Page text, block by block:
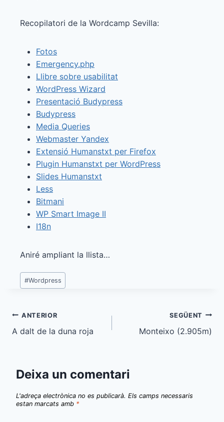
Recopilatori de la Wordcamp Sevilla:
Fotos
Emergency.php
Llibre sobre usabilitat
WordPress Wizard
Presentació Budypress
Budypress
Media Queries
Webmaster Yandex
Extensió Humanstxt per Firefox
Plugin Humanstxt per WordPress
Slides Humanstxt
Less
Bitmani
WP Smart Image II
I18n
Aniré ampliant la llista…
Etiquetes
d'entrada
#Wordpress
Navegació
d'entrades
ANTERIOR
A dalt de la duna roja
SEGÜENT
Monteixo (2.905m)
Deixa un comentari
L'adreça electrònica no es publicarà. Els camps necessaris
estan marcats amb *